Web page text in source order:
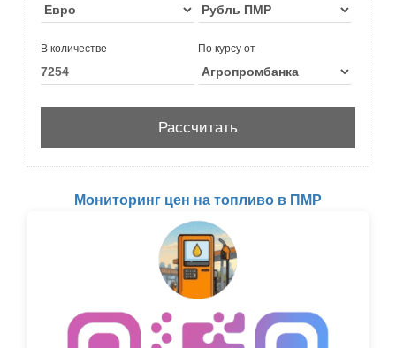
В количестве По курсу от
Мониторинг цен на топливо в ПМР